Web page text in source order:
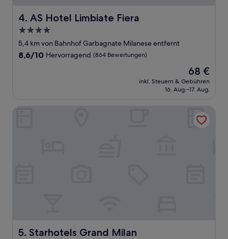
4. AS Hotel Limbiate Fiera
AS Hotel Limbiate Fiera
4.0-
Sterne-
Unterkunft
5,4 km von Bahnhof Garbagnate Milanese entfernt
8.6
8,6/10 Hervorragend (864 Bewertungen)
Der
Preis
beträgt
68 €
inkl. Steuern & Gebühren
16. Aug.–17. Aug.
5. Starhotels Grand Milan
Starhotels Grand Milan